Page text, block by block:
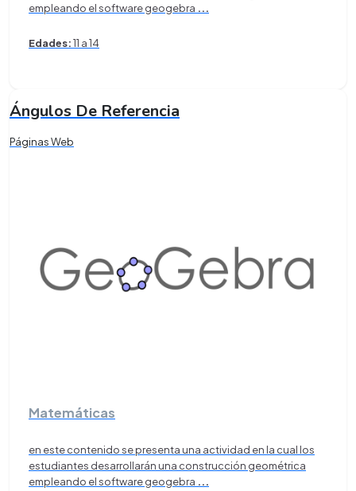
empleando el software geogebra ...
Edades:11 a 14
Ángulos De Referencia
Páginas Web
Matemáticas
en este contenido se presenta una actividad en la cual los
estudiantes desarrollarán una construcción geométrica
empleando el software geogebra ...